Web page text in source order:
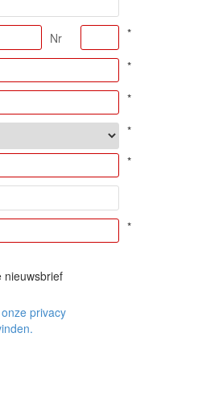
Nr *
*
*
*
*
*
nieuwsbrief
privacy